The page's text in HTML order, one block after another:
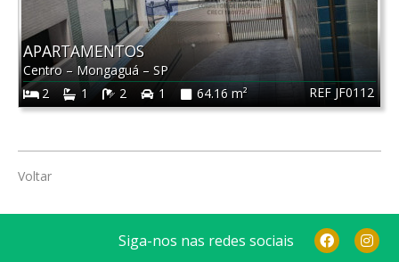
REF JF0112
APARTAMENTOS
Centro – Mongaguá – SP
2
1 2 1 64.16 m²
Voltar
Siga-nos nas redes sociais